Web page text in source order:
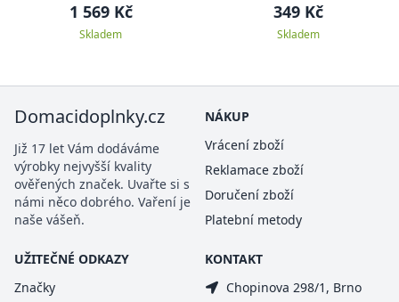
1 569 Kč
Skladem
349 Kč
Skladem
Domacidoplnky.cz
Již 17 let Vám dodáváme
výrobky nejvyšší kvality
ověřených značek. Uvařte si s
námi něco dobrého. Vaření je
naše vášeň.
NÁKUP
Vrácení zboží
Reklamace zboží
Doručení zboží
Platební metody
UŽITEČNÉ ODKAZY
Značky
KONTAKT
Chopinova 298/1, Brno